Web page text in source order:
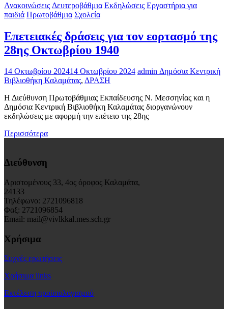
Ανακοινώσεις Δευτεροβάθμια Εκδηλώσεις Εργαστήρια για
παιδιά Πρωτοβάθμια Σχολεία
Επετειακές δράσεις για τον εορτασμό της
28ης Οκτωβρίου 1940
14 Οκτωβρίου 202414 Οκτωβρίου 2024 admin Δημόσια Κεντρική
Βιβλιοθήκη Καλαμάτας, ΔΡΑΣΗ
Η Διεύθυνση Πρωτοβάθμιας Εκπαίδευσης Ν. Μεσσηνίας και η
Δημόσια Κεντρική Βιβλιοθήκη Καλαμάτας διοργανώνουν
εκδηλώσεις με αφορμή την επέτειο της 28ης
Περισσότερα
Διεύθυνση
Αριστομένους 33, 4ος όροφος Καλαμάτα,
24133
Τηλέφωνο: 2721096818
Φαξ: 2721096854
Email: mail@vivlkkal.mes.sch.gr
Χρήσιμα
Συχνές ερωτήσεις
Χρήσιμα links
Εκτέλεση προϋπολογισμού